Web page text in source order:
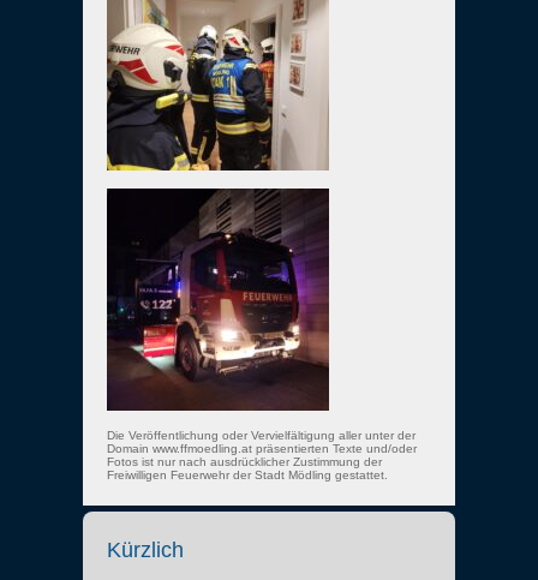
Die Veröffentlichung oder Vervielfältigung aller unter der
Domain www.ffmoedling.at präsentierten Texte und/oder
Fotos ist nur nach ausdrücklicher Zustimmung der
Freiwilligen Feuerwehr der Stadt Mödling gestattet.
Kürzlich